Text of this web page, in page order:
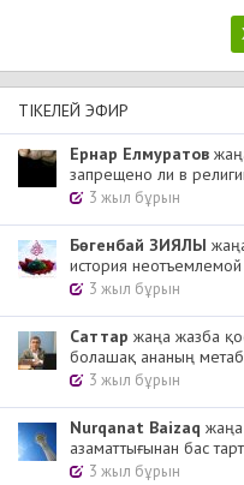
ТІКЕЛЕЙ ЭФИР
Ернар Елмуратов
запрещено ли в
3 жыл бұрын
Бөгенбай ЗИЯЛЫ
история
3 жыл бұрын
Cаттар жаңа жазба
болашақ ананың
3 жыл бұрын
Nurqanat Baizaq
азаматтығынан бас
3 жыл бұрын